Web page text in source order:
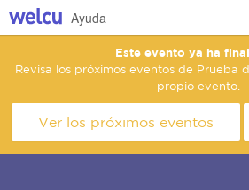
Ayuda
Este evento ya ha
Revisa los próximos eventos de Prueba
propio evento.
Ver los próximos eventos